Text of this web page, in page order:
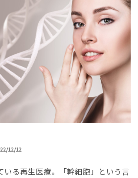
12/12
いる再生医療。「幹細胞」という言